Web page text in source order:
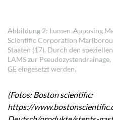
Abbildung 2: Lumen-Apposing
Scientific Corporation
Staaten (17). Durch den
LAMS zur
GE eingesetzt werden.
(Fotos: Boston scientific:
https://